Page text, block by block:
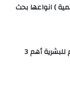
) انواعها بحث
نيكولا تسلا المخترع الذي قدم للبشرية أهم 3